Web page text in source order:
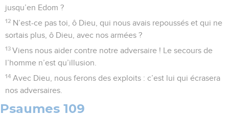
jusqu’en Edom ?
12 N’est-ce pas toi, ô Dieu, qui nous avais repoussés et qui ne
sortais plus, ô Dieu, avec nos armées ?
13 Viens nous aider contre notre adversaire ! Le secours de
l’homme n’est qu’illusion.
14 Avec Dieu, nous ferons des exploits : c’est lui qui écrasera
nos adversaires.
Psaumes 109